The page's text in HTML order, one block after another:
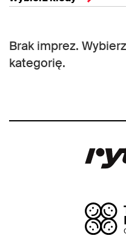
Brak imprez.
kategorię.